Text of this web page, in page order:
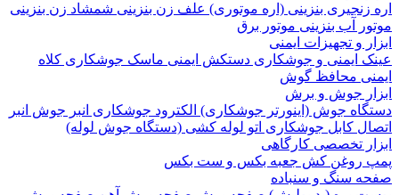
بنزینی (اره موتوری)علف زن بنزینیشمشاد زن بنزینی
آب بنزینیموتور برق
و تجهیزات ایمنی
ایمنی و جوشکاریدستکش ایمنی ماسک جوشکاریکلاه
محافظ گوش
جوش و برش
جوش (اینورتر جوشکاری)الکترود جوشکاریانبر جوشانبر
کابل جوشکاریاتو لوله کشی (دستگاه جوش لوله)
تخصصی کارگاهی
روغن کش جعبه بکس و ست بکس
سنگ و سنباده